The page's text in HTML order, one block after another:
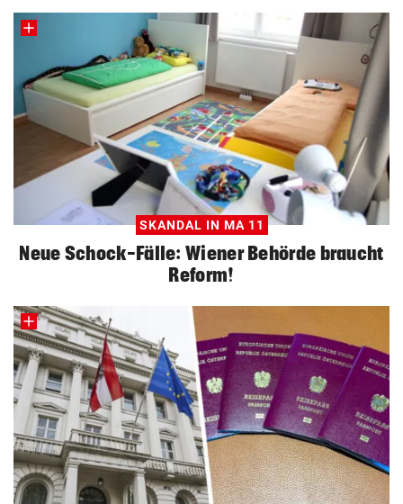
SKANDAL IN MA 11
Neue Schock-Fälle: Wiener Behörde braucht
Reform!